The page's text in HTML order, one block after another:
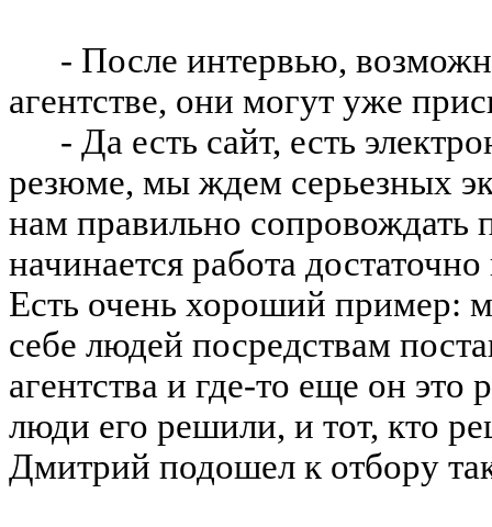
- После интервью,
агентстве, они могут уже
- Да есть сайт, есть
резюме, мы ждем серьезных
нам правильно сопровождать
начинается работа
Есть очень хороший пример:
себе людей посредствам
агентства и где-то еще он
люди его решили, и тот, кто
Дмитрий подошел к отбору